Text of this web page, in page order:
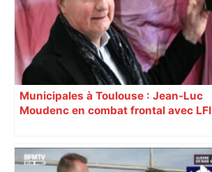
responsabilité" – Franceinfo
Municipales à Toulouse : Jean-Luc
Moudenc en combat frontal avec LFI